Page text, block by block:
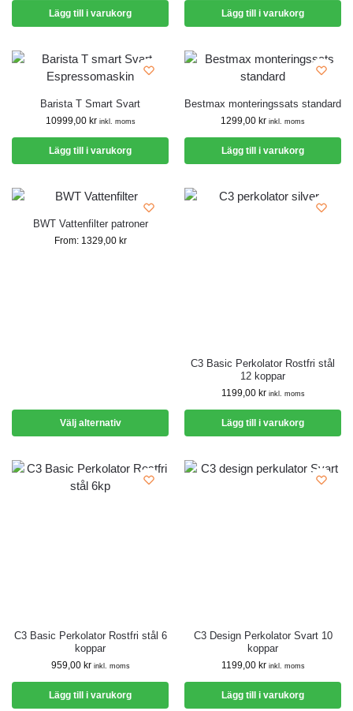
Lägg till i varukorg Lägg till i varukorg
Barista T Smart Svart
10999,00 kr inkl. moms
Lägg till i varukorg
Bestmax monteringssats standard
1299,00 kr inkl. moms
Lägg till i varukorg
BWT Vattenfilter patroner
From: 1329,00 kr
Välj alternativ
C3 Basic Perkolator Rostfri stål
12 koppar
1199,00 kr inkl. moms
Lägg till i varukorg
C3 Basic Perkolator Rostfri stål 6
koppar
959,00 kr inkl. moms
Lägg till i varukorg
C3 Design Perkolator Svart 10
koppar
1199,00 kr inkl. moms
Lägg till i varukorg